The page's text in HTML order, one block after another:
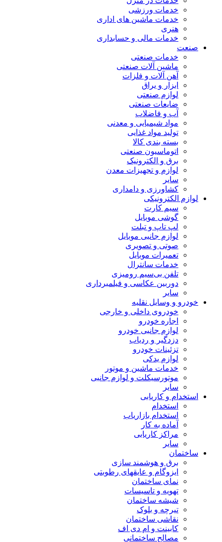
خدمات ورزشی
خدمات ماشین های اداری
هنری
خدمات مالی و حسابداری
صنعت
خدمات صنعتی
ماشین آلات صنعتی
آهن آلات و فلزات
ابزار و یراق
لوازم صنعتی
ضایعات صنعتی
آب و فاضلاب
مواد شیمیایی و معدنی
تولید مواد غذایی
بسته بندی کالا
اتوماسیون صنعتی
برق و الکترونیک
لوازم و تجهیزات معدن
سایر
کشاورزی و دامداری
لوازم الکترونیکی
سیم کارت
گوشی موبایل
لپ تاپ و تبلت
لوازم جانبی موبایل
صوتی و تصویری
تعمیرات موبایل
خدمات سانترال
تلفن بی‌سیم رومیزی
دوربین عکاسی و فیلمبرداری
سایر
خودرو و وسایل نقلیه
خودروی داخلی و خارجی
اجاره خودرو
لوازم جانبی خودرو
دزدگیر و ردیاب
تزئینات خودرو
لوازم یدکی
خدمات ماشین و موتور
موتورسیکلت و لوازم جانبی
سایر
استخدام و کاریابی
استخدام
استخدام بازاریاب
آماده به کار
مراکز کاریابی
سایر
ساختمان
برق و هوشمند سازی
ایزوگام و عایقهای رطوبتی
نمای ساختمان
تهویه و تاسیسات
شیشه ساختمان
تیرچه و بلوک
نقاشی ساختمان
کابینت و ام دی اف
مصالح ساختمانی